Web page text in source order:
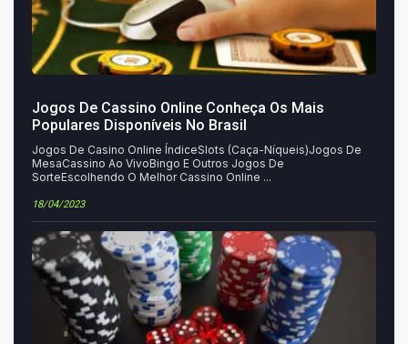
Jogos De Cassino Online Conheça Os Mais
Populares Disponíveis No Brasil
Jogos De Casino Online ÍndiceSlots (Caça-Níqueis)Jogos De
MesaCassino Ao VivoBingo E Outros Jogos De
SorteEscolhendo O Melhor Cassino Online ...
18/04/2023